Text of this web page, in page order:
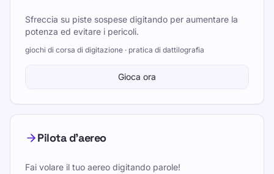
Sfreccia su piste sospese digitando per aumentare la
potenza ed evitare i pericoli.
giochi di corsa di digitazione · pratica di dattilografia
Gioca ora
Pilota d'aereo
Fai volare il tuo aereo digitando parole!